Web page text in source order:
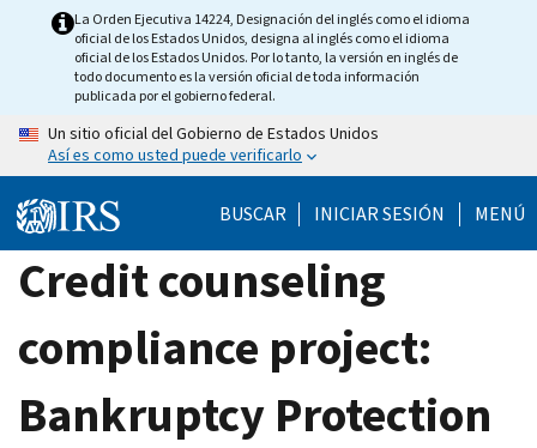
La Orden Ejecutiva 14224, Designación del inglés como el idioma
oficial de los Estados Unidos, designa al inglés como el idioma
oficial de los Estados Unidos. Por lo tanto, la versión en inglés de
todo documento es la versión oficial de toda información
publicada por el gobierno federal.
Un sitio oficial del Gobierno de Estados Unidos
Así es como usted puede verificarlo
BUSCAR INICIAR SESIÓN MENÚ
Credit counseling
compliance project:
Bankruptcy Protection